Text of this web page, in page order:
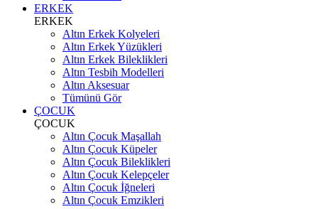
ERKEK
ERKEK
Altın Erkek Kolyeleri
Altın Erkek Yüzükleri
Altın Erkek Bileklikleri
Altın Tesbih Modelleri
Altın Aksesuar
Tümünü Gör
ÇOCUK
ÇOCUK
Altın Çocuk Maşallah
Altın Çocuk Küpeler
Altın Çocuk Bileklikleri
Altın Çocuk Kelepçeler
Altın Çocuk İğneleri
Altın Çocuk Emzikleri